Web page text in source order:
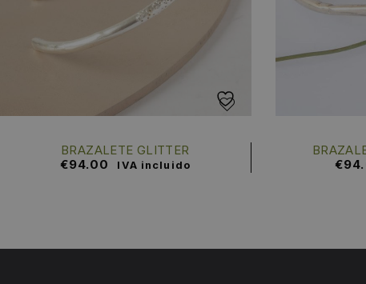
BRAZALETE GLITTER
€94.00 IVA incluido
€